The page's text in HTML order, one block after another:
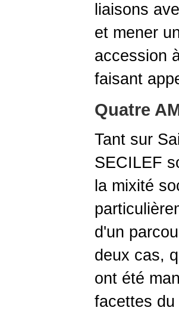
liaisons
et mener
accession
faisant
Quatre
Tant sur
SECILEF
la mixité
d'un
deux cas,
ont été
facettes